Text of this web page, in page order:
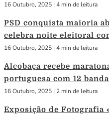
16 Outubro, 2025 | 4 min de leitura
PSD conquista maioria
celebra noite eleitoral
16 Outubro, 2025 | 4 min de leitura
Alcobaça recebe
portuguesa com 12
16 Outubro, 2025 | 2 min de leitura
Exposição de Fotografia